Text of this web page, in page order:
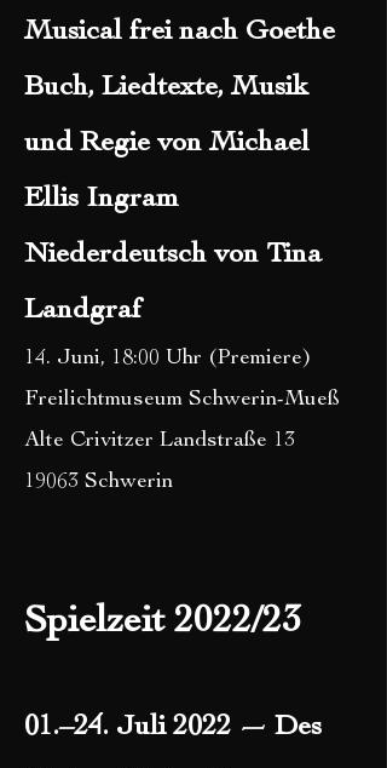
Musical frei nach Goethe
Buch, Liedtexte, Musik
und Regie von Michael
Ellis Ingram
Niederdeutsch von Tina
Landgraf
14. Juni, 18:00 Uhr (Premiere)
Freilichtmuseum Schwerin-Mueß
Alte Crivitzer Landstraße 13
19063 Schwerin
Spielzeit 2022/23
01.–24. Juli 2022 — Des